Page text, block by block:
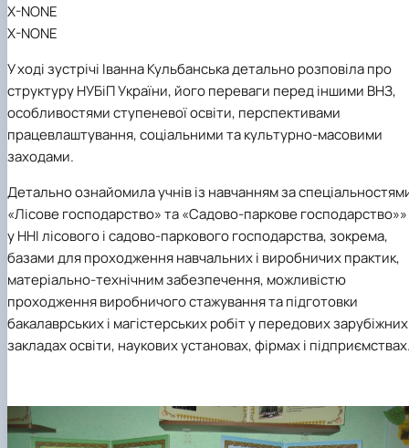
X-NONE
X-NONE
У ході зустрічі Іванна Кульбанська детально розповіла про
структуру НУБіП України, його переваги перед іншими ВНЗ,
особливостями ступеневої освіти, перспективами
працевлаштування, соціальними та культурно-масовими
заходами.
Детально ознайомила учнів із навчанням за
«Лісове господарство» та «Садово-паркове господарство»»
у ННІ лісового і садово-паркового господарства, зокрема,
базами для проходження навчальних і виробничих практик,
матеріально-технічним забезпечення, можливістю
проходження виробничого стажування та підготовки
бакалаврських і магістерських робіт у передових зарубіжних
закладах освіти, наукових установах, фірмах і